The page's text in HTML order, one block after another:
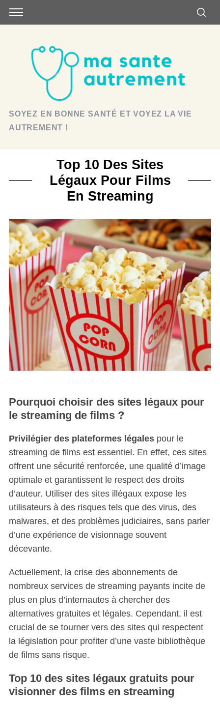
SOYEZ EN BONNE SANTÉ ET VOYEZ LA VIE
AUTREMENT !
Top 10 Des Sites
Légaux Pour Films
En Streaming
Pourquoi choisir des sites légaux pour
le streaming de films ?
Privilégier des plateformes légalespour le
streaming de films est essentiel. En effet, ces sites
offrent une sécurité renforcée, une qualité d’image
optimale et garantissent le respect des droits
d’auteur. Utiliser des sites illégaux expose les
utilisateurs à des risques tels que des virus, des
malwares, et des problèmes judiciaires, sans parler
d’une expérience de visionnage souvent
décevante.
Actuellement, la crise des abonnements de
nombreux services de streaming payants incite de
plus en plus d’internautes à chercher des
alternatives gratuites et légales. Cependant, il est
crucial de se tourner vers des sites qui respectent
la législation pour profiter d’une vaste bibliothèque
de films sans risque.
Top 10 des sites légaux gratuits pour
visionner des films en streaming